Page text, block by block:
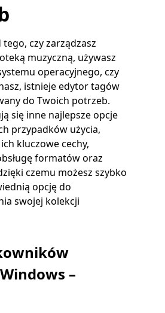
czy zarządzasz
muzyczną, używasz
operacyjnego, czy
istnieje edytor tagów
do Twoich potrzeb.
się inne najlepsze opcje
przypadków użycia,
kluczowe cechy,
formatów oraz
czemu możesz szybko
opcję do
swojej kolekcji
–